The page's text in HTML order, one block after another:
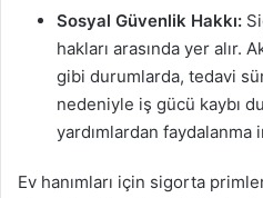
Sosyal Güvenlik Hakkı:
hakları arasında yer alır.
gibi durumlarda, tedavi
nedeniyle iş gücü kaybı
yardımlardan faydalanma
Ev hanımları için sigorta